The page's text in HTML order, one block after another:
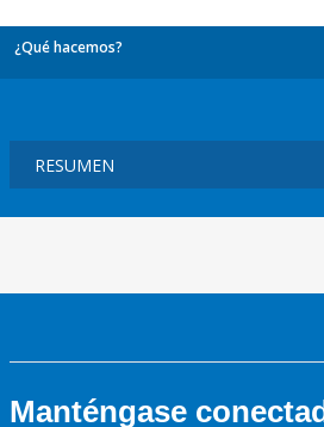
¿Qué hacemos?
Manténgase